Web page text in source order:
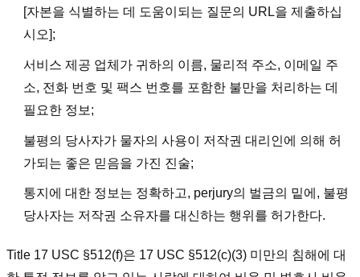
[자본을 식별하는 데 도움이되는 질문의 URL을 제출하십
시오];
서비스 제공 업체가 귀하의 이름, 물리적 주소, 이메일 주
소, 전화 번호 및 팩스 번호를 포함한 불만을 처리하는 데
필요한 정보;
불평의 당사자가 물자의 사용이 저작권 대리인에 의해 허
가되는 좋은 믿음을 가진 진술;
통지에 대한 정보는 정확하고, perjury의 벌금의 밑에, 불평
당사자는 저작권 소유자를 대신하는 행위를 허가한다.
Title 17 USC §512(f)은 17 USC §512(c)(3) 미만의 침해에 대